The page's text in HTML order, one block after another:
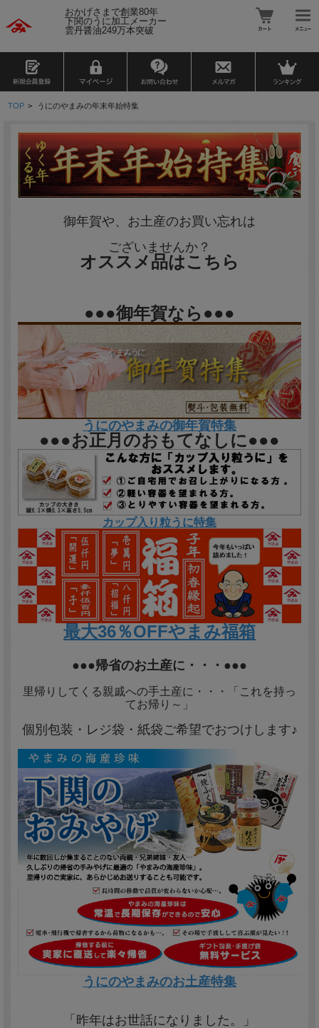
おかげさまで創業80年
下関のうに加工メーカー
雲丹醤油249万本突破
TOP > うにのやまみの年末年始特集
御年賀や、お土産のお買い忘れは
ございませんか？
オススメ品はこちら
●●●御年賀なら●●●
うにのやまみの御年賀特集
●●●お正月のおもてなしに●●●
カップ入り粒うに特集
最大36％OFFやまみ福箱
●●●帰省のお土産に・・・●●●
里帰りしてくる親戚への手土産に・・・「これを持っ
てお帰り～」
個別包装・レジ袋・紙袋ご希望でおつけします♪
うにのやまみのお土産特集
「昨年はお世話になりました。」